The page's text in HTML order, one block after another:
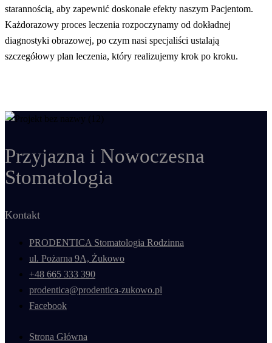
starannością, aby zapewnić doskonałe efekty naszym Pacjentom.
Każdorazowy proces leczenia rozpoczynamy od dokładnej
diagnostyki obrazowej, po czym nasi specjaliści ustalają
szczegółowy plan leczenia, który realizujemy krok po kroku.
Przyjazna i Nowoczesna
Stomatologia
Kontakt
PRODENTICA Stomatologia Rodzinna
ul. Pożarna 9A, Żukowo
+48 665 333 390
prodentica@prodentica-zukowo.pl
Facebook
Strona Główna